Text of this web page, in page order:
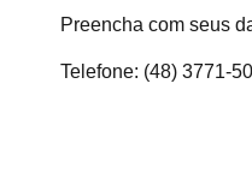
Preencha com seus
Telefone: (48) 3771-